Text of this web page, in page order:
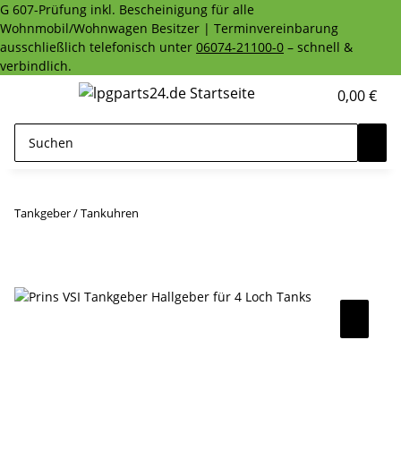
G 607-Prüfung inkl. Bescheinigung für alle
Wohnmobil/Wohnwagen Besitzer | Terminvereinbarung
ausschließlich telefonisch unter 06074-21100-0 – schnell &
verbindlich.
0,00 €
Tankgeber / Tankuhren